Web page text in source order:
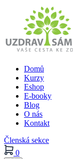
Domů
Kurzy
Eshop
E-booky
Blog
O nás
Kontakt
Členská sekce
0